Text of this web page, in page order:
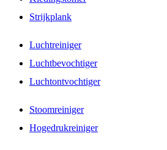
Strijkplank
Luchtreiniger
Luchtbevochtiger
Luchtontvochtiger
Stoomreiniger
Hogedrukreiniger